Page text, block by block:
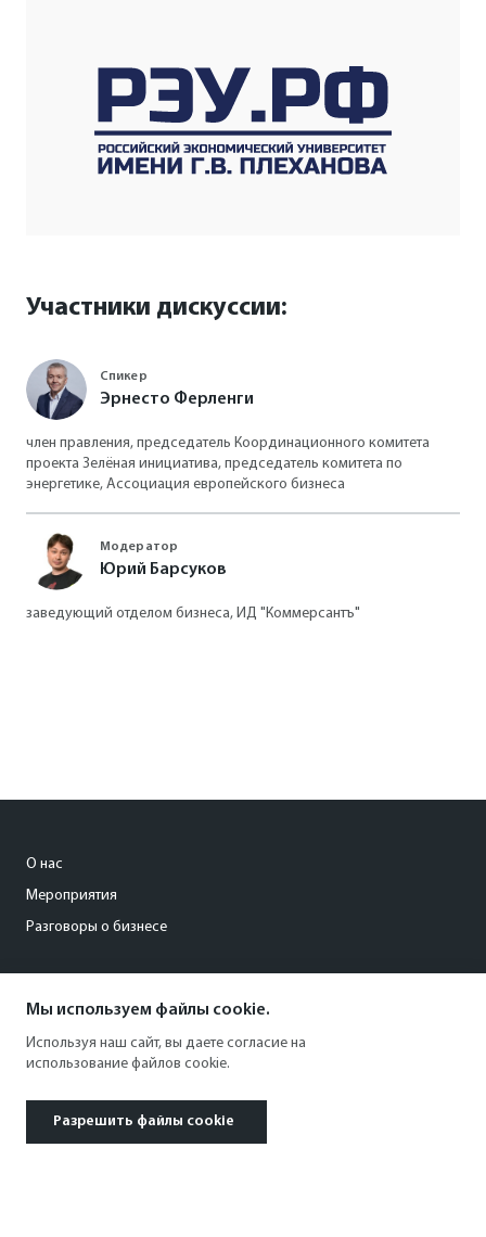
Участники дискуссии:
Спикер
Эрнесто Ферленги
член правления, председатель Координационного комитета
проекта Зелёная инициатива, председатель комитета по
энергетике, Ассоциация европейского бизнеса
Модератор
Юрий Барсуков
заведующий отделом бизнеса, ИД "Коммерсантъ"
О нас
Мероприятия
Разговоры о бизнесе
+7 (495) 797-69-70
Мы используем файлы cookie.
Используя наш сайт, вы даете согласие на
использование файлов cookie.
Разрешить файлы cookie